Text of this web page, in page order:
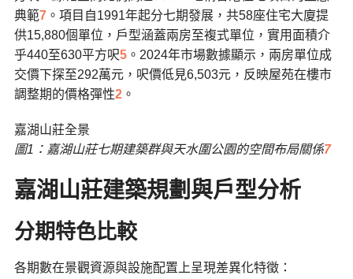
典範7。項目自1991年起分七期發展，共58座住宅大廈提
供15,880個單位，戶型涵蓋兩房至複式單位，實用面積介
乎440至630平方呎5。2024年市場數據顯示，兩房單位成
交價下探至292萬元，呎價低見6,503元，反映屋苑在樓市
調整期的價格彈性2。
嘉湖山莊全景
圖1：嘉湖山莊七期建築群與天水圍公園的空間布局關係7
嘉湖山莊建築規劃與戶型分析
分期特色比較
各期數在景觀資源與設施配置上呈現差異化特徵：